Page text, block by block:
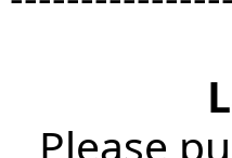
Please